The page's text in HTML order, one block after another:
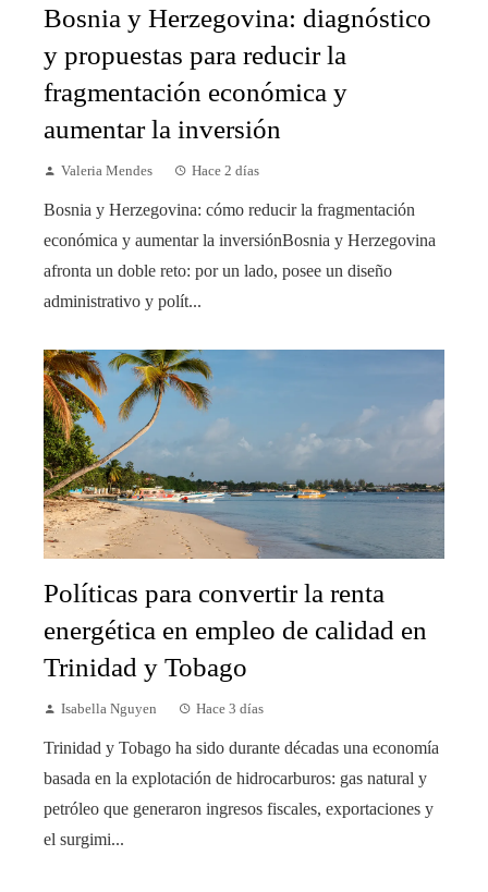
Bosnia y Herzegovina: diagnóstico
y propuestas para reducir la
fragmentación económica y
aumentar la inversión
Valeria Mendes Hace 2 días
Bosnia y Herzegovina: cómo reducir la fragmentación
económica y aumentar la inversiónBosnia y Herzegovina
afronta un doble reto: por un lado, posee un diseño
administrativo y polít...
Políticas para convertir la renta
energética en empleo de calidad en
Trinidad y Tobago
Isabella Nguyen Hace 3 días
Trinidad y Tobago ha sido durante décadas una economía
basada en la explotación de hidrocarburos: gas natural y
petróleo que generaron ingresos fiscales, exportaciones y
el surgimi...